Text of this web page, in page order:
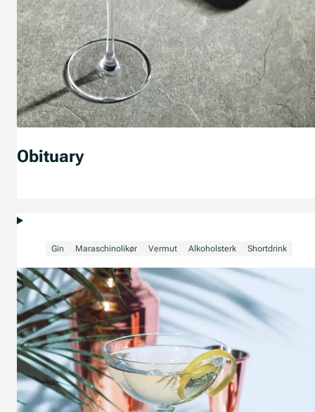
Obituary
Gin Maraschinolikør Vermut Alkoholsterk Shortdrink